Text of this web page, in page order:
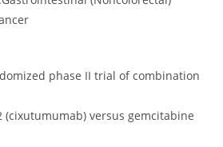
phase II trial of combination
(cixutumumab) versus gemcitabine